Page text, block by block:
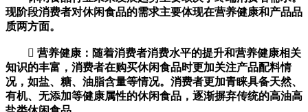
现阶段消费者对休闲食品的需求主要体现在营养健康和产品品
质两方面。
 营养健康：随着消费者消费水平的提升和营养健康相关
知识的丰富，消费者在购买休闲食品时更加关注产品配料情
况，如盐、糖、油脂含量等情况。消费者更加青睐具备天然、
有机、无添加等健康属性的休闲食品，逐渐摒弃传统的高油高